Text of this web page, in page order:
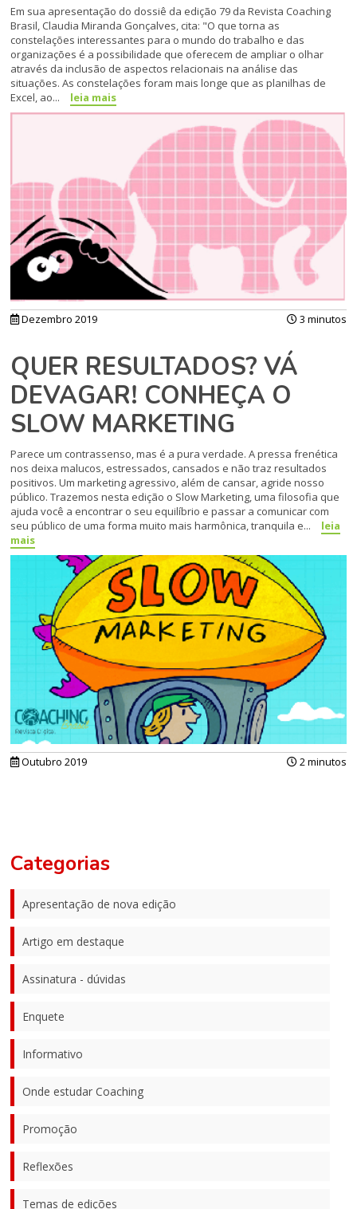
Em sua apresentação do dossiê da edição 79 da Revista Coaching
Brasil, Claudia Miranda Gonçalves, cita: "O que torna as
constelações interessantes para o mundo do trabalho e das
organizações é a possibilidade que oferecem de ampliar o olhar
através da inclusão de aspectos relacionais na análise das
situações. As constelações foram mais longe que as planilhas de
Excel, ao...
leia mais
Dezembro 2019 3 minutos
QUER RESULTADOS? VÁ
DEVAGAR! CONHEÇA O
SLOW MARKETING
Parece um contrassenso, mas é a pura verdade. A pressa frenética
nos deixa malucos, estressados, cansados e não traz resultados
positivos. Um marketing agressivo, além de cansar, agride nosso
público. Trazemos nesta edição o Slow Marketing, uma filosofia que
ajuda você a encontrar o seu equilíbrio e passar a comunicar com
seu público de uma forma muito mais harmônica, tranquila e...
leia
mais
Outubro 2019 2 minutos
Categorias
Apresentação de nova edição
Artigo em destaque
Assinatura - dúvidas
Enquete
Informativo
Onde estudar Coaching
Promoção
Reflexões
Temas de edições